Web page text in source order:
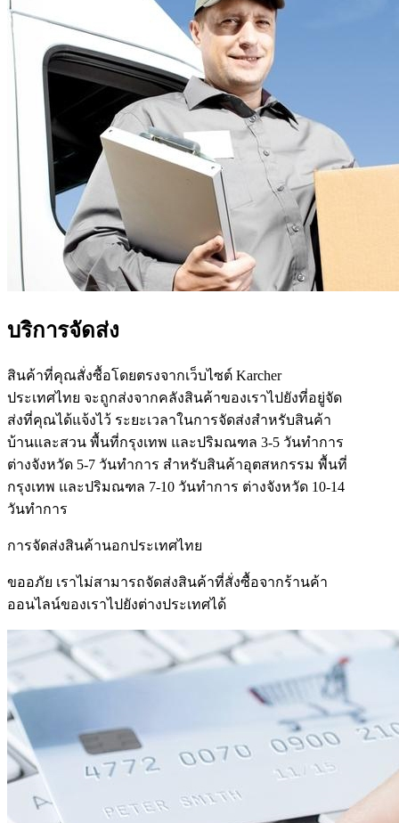
บริการจัดส่ง
สินค้าที่คุณสั่งซื้อโดยตรงจากเว็บไซต์ Karcher
ประเทศไทย จะถูกส่งจากคลังสินค้าของเราไปยังที่อยู่จัด
ส่งที่คุณได้แจ้งไว้ ระยะเวลาในการจัดส่งสำหรับสินค้า
บ้านและสวน พื้นที่กรุงเทพ และปริมณฑล 3-5 วันทำการ
ต่างจังหวัด 5-7 วันทำการ สำหรับสินค้าอุตสหกรรม พื้นที่
กรุงเทพ และปริมณฑล 7-10 วันทำการ ต่างจังหวัด 10-14
วันทำการ
การจัดส่งสินค้านอกประเทศไทย
ขออภัย เราไม่สามารถจัดส่งสินค้าที่สั่งซื้อจากร้านค้า
ออนไลน์ของเราไปยังต่างประเทศได้